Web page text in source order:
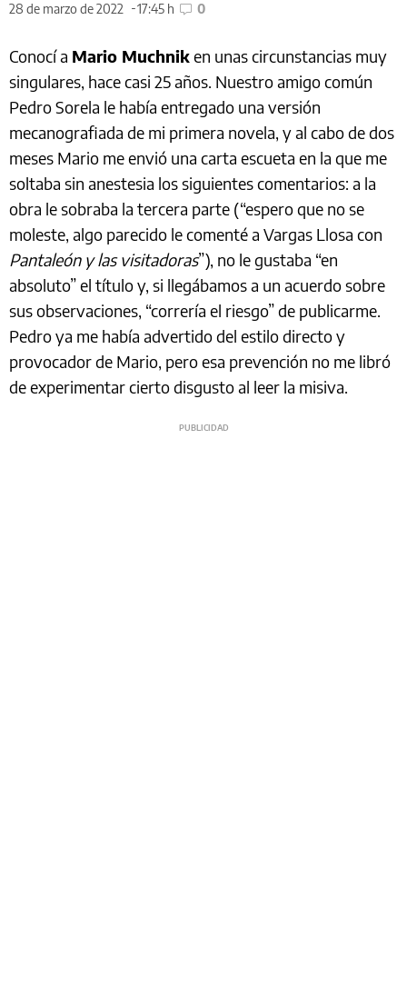
28 de marzo de 2022 17:45 h 0
Conocí a Mario Muchniken unas circunstancias muy
singulares, hace casi 25 años. Nuestro amigo común
Pedro Sorela le había entregado una versión
mecanografiada de mi primera novela, y al cabo de dos
meses Mario me envió una carta escueta en la que me
soltaba sin anestesia los siguientes comentarios: a la
obra le sobraba la tercera parte (“espero que no se
moleste, algo parecido le comenté a Vargas Llosa con
Pantaleón y las visitadoras”), no le gustaba “en
absoluto” el título y, si llegábamos a un acuerdo sobre
sus observaciones, “correría el riesgo” de publicarme.
Pedro ya me había advertido del estilo directo y
provocador de Mario, pero esa prevención no me libró
de experimentar cierto disgusto al leer la misiva.